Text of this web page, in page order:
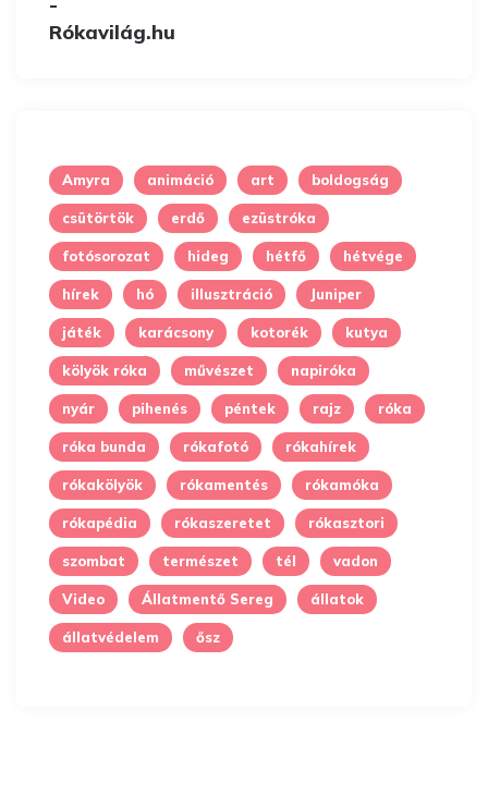
Amyra animáció art boldogság
csütörtök erdő ezüstróka
fotósorozat hideg hétfő hétvége
hírek hó illusztráció Juniper
játék karácsony kotorék kutya
kölyök róka művészet napiróka
nyár pihenés péntek rajz róka
róka bunda rókafotó rókahírek
rókakölyök rókamentés rókamóka
rókapédia rókaszeretet rókasztori
szombat természet tél vadon
Video Állatmentő Sereg állatok
állatvédelem ősz